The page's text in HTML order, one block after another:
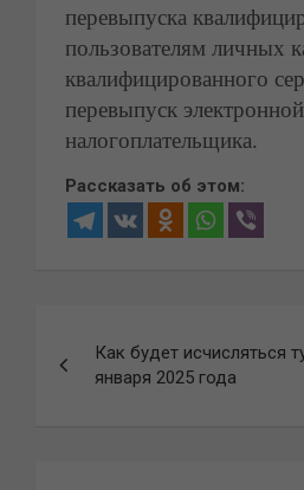
перевыпуска
пользователям личных
квалифицированного
перевыпуск
налогоплательщика.
Рассказать об этом:
по
Как будет исчисляться
января 2025 года